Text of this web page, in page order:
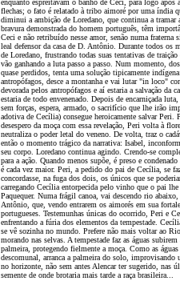
enquanto espreitavam o banho de Ceci, para logo após
flechas; o fato é relatado à tribo aimoré por uma índia
diminui a ambição de Loredano, que continua a tramar
bravura demonstrada do homem português, têm
Ceci e não retribuído nesse amor, senão numa fraterna
leal defensor da casa de D. Antônio. Durante todos os
de Loredano, frustrando todas suas tentativas de
vão ganhando a luta passo a passo. Num momento,
quase perdidos, tenta uma solução tipicamente
antropófagos, desce a montanha e vai lutar "in loco"
devorada pelos antropófagos e aí estaria a salvação
estaria de todo envenenado. Depois de encarniçada
sem forças, espera, armado, o sacrifício que lhe irão
adotiva de Cecília) consegue heroicamente salvar
desespero da moça com essa revelação, Peri volta à
neutraliza o poder letal do veneno. De volta, traz o
então o momento trágico da narrativa: Isabel,
seu corpo. Loredano continua agindo. Crendo-se
para a ação. Quando menos supõe, é preso e
é cada vez maior. Peri, a pedido do pai de Cecília, se
concordasse, na fuga dos dois, os únicos que se
carregando Cecília entorpecida pelo vinho que o pai
Paquequer. Numa frágil canoa, vai descendo rio
Antônio, que, vendo entrarem os aimorés em sua
portugueses. Testemunhas únicas do ocorrido, Peri e
enfrentando a fúria dos elementos da tempestade.
se vê sozinha no mundo. Prefere não mais voltar ao
morando nas selvas. A tempestade faz as águas
palmeira, protegendo fielmente a moça. Como as
descomunal, arranca a palmeira do solo, improvisando
no horizonte, não sem antes Alencar ter sugerido, nas
semente de onde brotaria mais tarde a raça brasileira...